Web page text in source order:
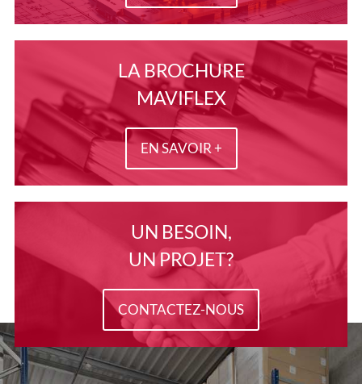
LA BROCHURE
MAVIFLEX
EN SAVOIR +
UN BESOIN,
UN PROJET?
CONTACTEZ-NOUS